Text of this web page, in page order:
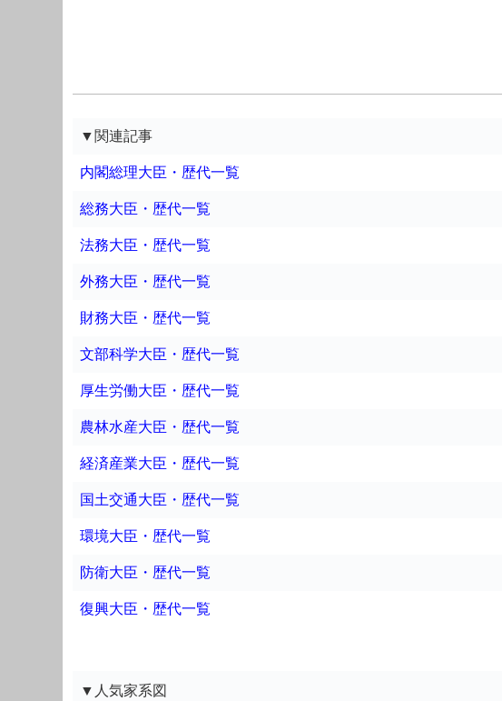
▼関連記事
内閣総理大臣・歴代一覧
総務大臣・歴代一覧
法務大臣・歴代一覧
外務大臣・歴代一覧
財務大臣・歴代一覧
文部科学大臣・歴代一覧
厚生労働大臣・歴代一覧
農林水産大臣・歴代一覧
経済産業大臣・歴代一覧
国土交通大臣・歴代一覧
環境大臣・歴代一覧
防衛大臣・歴代一覧
復興大臣・歴代一覧
▼人気家系図